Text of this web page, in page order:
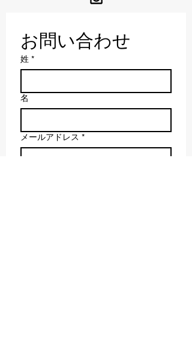
お問い合わせ
姓 *
名
メールアドレス *